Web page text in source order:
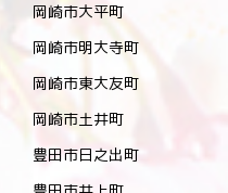
岡崎市大平町
岡崎市明大寺町
岡崎市東大友町
岡崎市土井町
豊田市日之出町